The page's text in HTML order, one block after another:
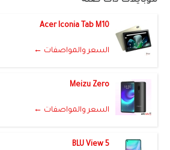
Acer Iconia Tab M10
السعر والمواصفات ←
Meizu Zero
السعر والمواصفات ←
BLU View 5